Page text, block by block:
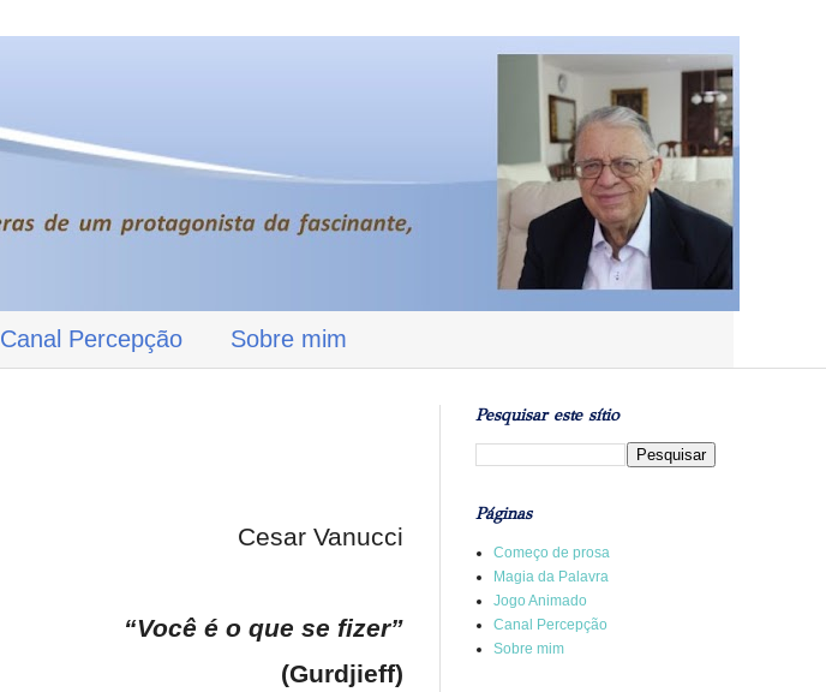
Canal Percepção Sobre mim
Cesar Vanucci
“Você é o que se fizer”
(Gurdjieff)
Pesquisar este sítio
Páginas
Começo de prosa
Magia da Palavra
Jogo Animado
Canal Percepção
Sobre mim